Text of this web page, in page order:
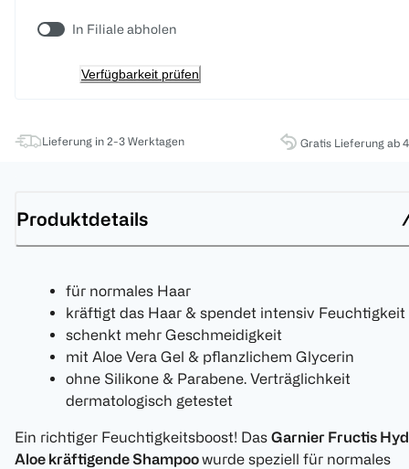
In Filiale abholen
Verfügbarkeit prüfen
Lieferung in 2-3 Werktagen Gratis Lieferung ab
Produktdetails
für normales Haar
kräftigt das Haar & spendet intensiv Feuchtigkeit
schenkt mehr Geschmeidigkeit
mit Aloe Vera Gel & pflanzlichem Glycerin
ohne Silikone & Parabene. Verträglichkeit
dermatologisch getestet
Ein richtiger Feuchtigkeitsboost! Das Garnier Fructis
Aloe kräftigende Shampoowurde speziell für normales